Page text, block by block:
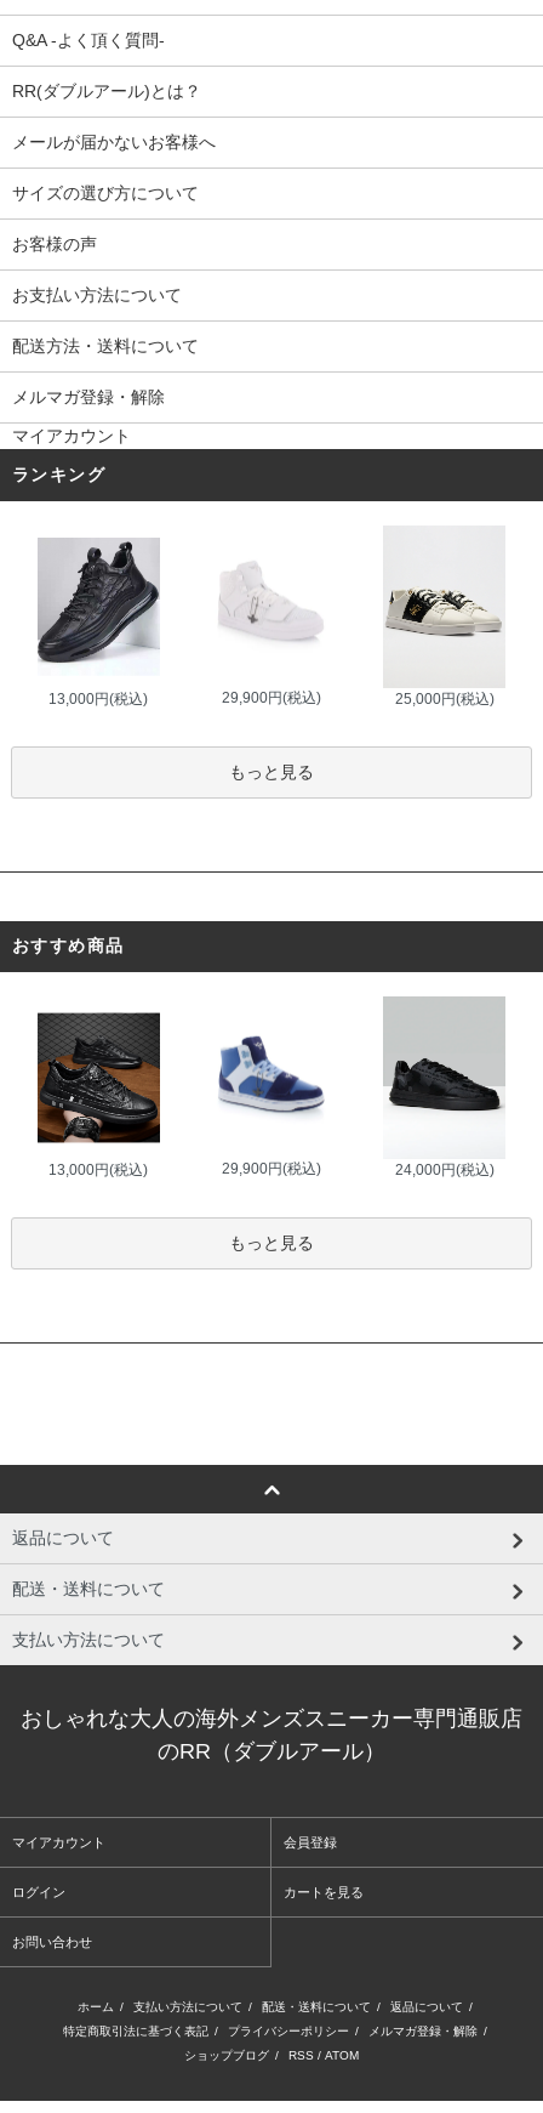
Q&A -よく頂く質問-
RR(ダブルアール)とは？
メールが届かないお客様へ
サイズの選び方について
お客様の声
お支払い方法について
配送方法・送料について
メルマガ登録・解除
マイアカウント
ランキング
13,000円(税込) 29,900円(税込) 25,000円(税込)
もっと見る
おすすめ商品
13,000円(税込) 29,900円(税込) 24,000円(税込)
もっと見る
返品について
配送・送料について
支払い方法について
おしゃれな大人の海外メンズスニーカー専門通販店
のRR（ダブルアール）
マイアカウント 会員登録
ログイン カートを見る
お問い合わせ
ホーム / 支払い方法について / 配送・送料について / 返品について /
特定商取引法に基づく表記 / プライバシーポリシー / メルマガ登録・解除 /
ショップブログ / RSS / ATOM